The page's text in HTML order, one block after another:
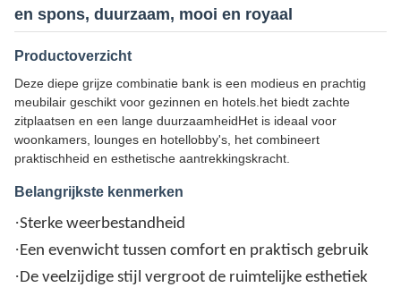
en spons, duurzaam, mooi en royaal
Productoverzicht
Deze diepe grijze combinatie bank is een modieus en prachtig
meubilair geschikt voor gezinnen en hotels.het biedt zachte
zitplaatsen en een lange duurzaamheidHet is ideaal voor
woonkamers, lounges en hotellobby's, het combineert
praktischheid en esthetische aantrekkingskracht.
Belangrijkste kenmerken
·Sterke weerbestandheid
·Een evenwicht tussen comfort en praktisch gebruik
·De veelzijdige stijl vergroot de ruimtelijke esthetiek